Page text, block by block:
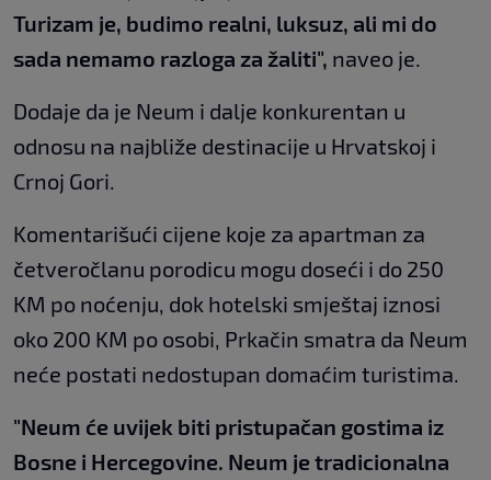
Turizam je, budimo realni, luksuz, ali mi do
sada nemamo razloga za žaliti", naveo je.
Dodaje da je Neum i dalje konkurentan u
odnosu na najbliže destinacije u Hrvatskoj i
Crnoj Gori.
Komentarišući cijene koje za apartman za
četveročlanu porodicu mogu doseći i do 250
KM po noćenju, dok hotelski smještaj iznosi
oko 200 KM po osobi, Prkačin smatra da Neum
neće postati nedostupan domaćim turistima.
"Neum će uvijek biti pristupačan gostima iz
Bosne i Hercegovine. Neum je tradicionalna